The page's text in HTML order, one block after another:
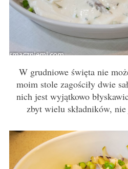
W grudniowe święta nie
moim stole zagościły dwie
nich jest wyjątkowo
zbyt wielu składników,